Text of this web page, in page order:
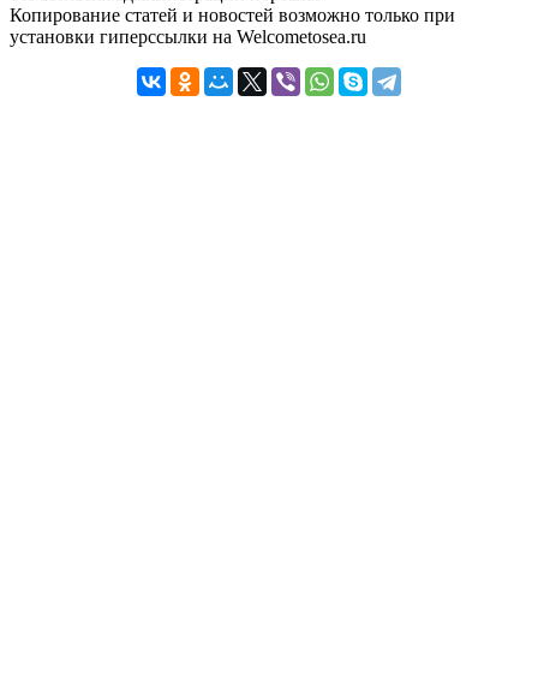
Копирование статей и новостей возможно только при
установки гиперссылки на Welcometosea.ru